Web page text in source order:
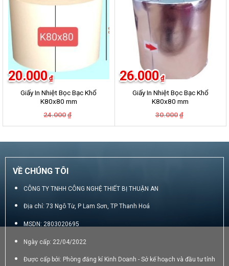
Giấy In Nhiệt Bọc Bạc Khổ
K80x80 mm
24.000 ₫
là:
20.000 ₫
tại
20.000₫.
Giấy In Nhiệt Bọc Bạc Khổ
K80x80 mm
30.000 ₫
là:
26.000 ₫
tại
26.000₫.
VỀ CHÚNG TÔI
CÔNG TY TNHH CÔNG NGHỆ THIẾT BỊ THUẬN AN
Địa chỉ: 73 Ngô Từ, P Lam Sơn, TP Thanh Hoá
MSDN: 2803020695
Ngày cấp: 22/04/2022
Được cấp bởi: Phòng đăng kí Kinh Doanh - Sở kế hoạch và đầu tư tỉnh